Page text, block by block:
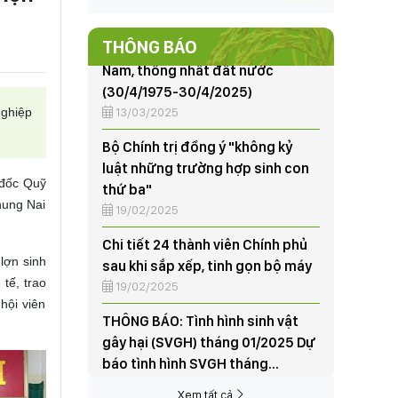
Quỹ
Nai
sinh
tế, trao
viên
THÔNG BÁO
13/03/2025
Bộ Chính trị đồng ý "không kỷ
luật những trường hợp sinh con
thứ ba"
19/02/2025
Chi tiết 24 thành viên Chính phủ
sau khi sắp xếp, tinh gọn bộ máy
19/02/2025
THÔNG BÁO: Tình hình sinh vật
gây hại (SVGH) tháng 01/2025 Dự
báo tình hình SVGH tháng
02/2025
07/02/2025
95 năm thành lập và những dấu
ấn nổi bật của Đảng Cộng sản
Xem tất cả